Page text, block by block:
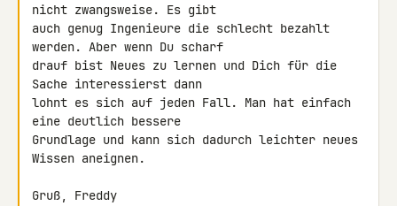
nicht zwangsweise. Es gibt
auch genug Ingenieure die schlecht bezahlt
werden. Aber wenn Du scharf
drauf bist Neues zu lernen und Dich für die
Sache interessierst dann
lohnt es sich auf jeden Fall. Man hat einfach
eine deutlich bessere
Grundlage und kann sich dadurch leichter neues
Wissen aneignen.
Gruß, Freddy